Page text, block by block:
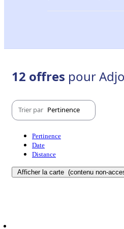
12 offres pour
Trier par Pertinence
Pertinence
Date
Distance
Afficher la carte (contenu non-